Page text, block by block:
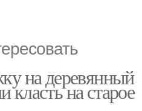
на деревянный
на старое